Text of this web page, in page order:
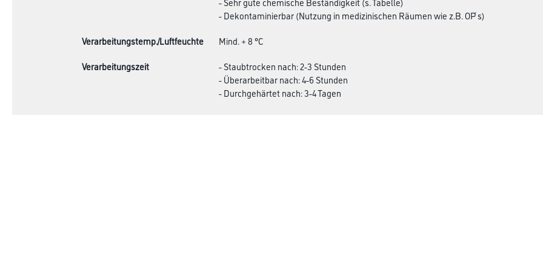
- Dekontaminierbar (Nutzung in medizinischen Räumen wie z.B. OP ́s)
Verarbeitungstemp./Luftfeuchte
Mind. + 8 °C
Verarbeitungszeit
- Staubtrocken nach: 2-3 Stunden
- Überarbeitbar nach: 4-6 Stunden
- Durchgehärtet nach: 3-4 Tagen